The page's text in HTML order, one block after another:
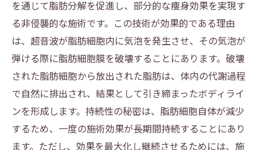
を通じて脂肪分解を促進し、部分的な痩身効果を実現す
る非侵襲的な施術です。この技術が効果的である理由
は、超音波が脂肪細胞内に気泡を発生させ、その気泡が
弾ける際に脂肪細胞膜を破壊することにあります。破壊
された脂肪細胞から放出された脂肪は、体内の代謝過程
で自然に排出され、結果として引き締まったボディライ
ンを形成します。持続性の秘密は、脂肪細胞自体が減少
するため、一度の施術効果が長期間持続することにあり
ます。ただし、効果を最大化し継続させるためには、施